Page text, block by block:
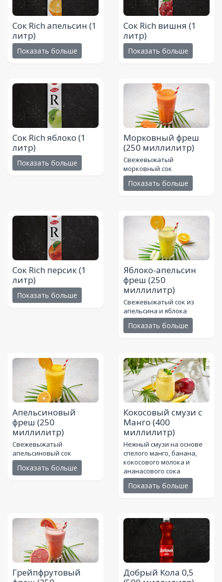
Сок Rich апельсин (1
литр)
Показать больше
Сок Rich вишня (1
литр)
Показать больше
Сок Rich яблоко (1
литр)
Показать больше
Морковный фреш
(250 миллилитр)
Свежевыжатый
морковный сок
Показать больше
Сок Rich персик(1
литр)
Показать больше
Яблоко-апельсин
фреш (250
миллилитр)
Свежевыжатый сок из
апельсина и яблока
Показать больше
Апельсиновый
фреш (250
миллилитр)
Свежевыжатый
апельсиновый сок
Показать больше
Кокосовый смузи с
Манго (400
миллилитр)
Нежный смузи на основе
спелого манго, банана,
кокосового молока и
ананасового сока
Показать больше
Грейпфрутовый
Добрый Кола 0,5